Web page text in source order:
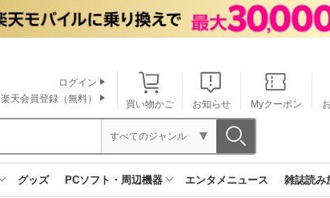
買い物かご お知らせ Myクーポン
ログイン
楽天会員登録（無料）
すべてのジャンル
グッズ PCソフト・周辺機器 エンタメニュース 雑誌読み